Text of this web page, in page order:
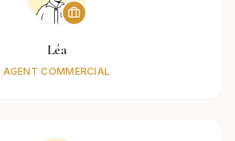
Léa
AGENT COMMERCIAL